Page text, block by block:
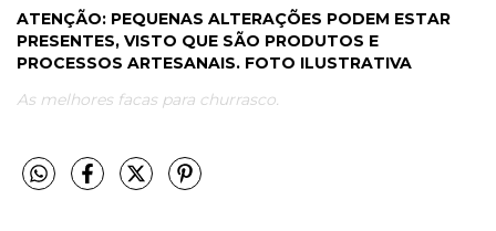
ATENÇÃO: PEQUENAS ALTERAÇÕES PODEM ESTAR
PRESENTES, VISTO QUE SÃO PRODUTOS E
PROCESSOS ARTESANAIS. FOTO ILUSTRATIVA
As melhores facas para churrasco.